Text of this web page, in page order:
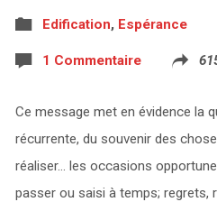
Edification, Espérance
1 Commentaire
Ce message met en évidence la
récurrente, du souvenir des
réaliser… les occasions
passer ou saisi à temps; regrets,